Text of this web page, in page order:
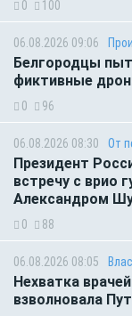
0 100
06.08.2026 09:06
Белгородцы
фиктивные
0 96
06.08.2026 08:30 От
Президент
встречу с врио
Александром
0 88
06.08.2026 08:05
Нехватка
взволновала